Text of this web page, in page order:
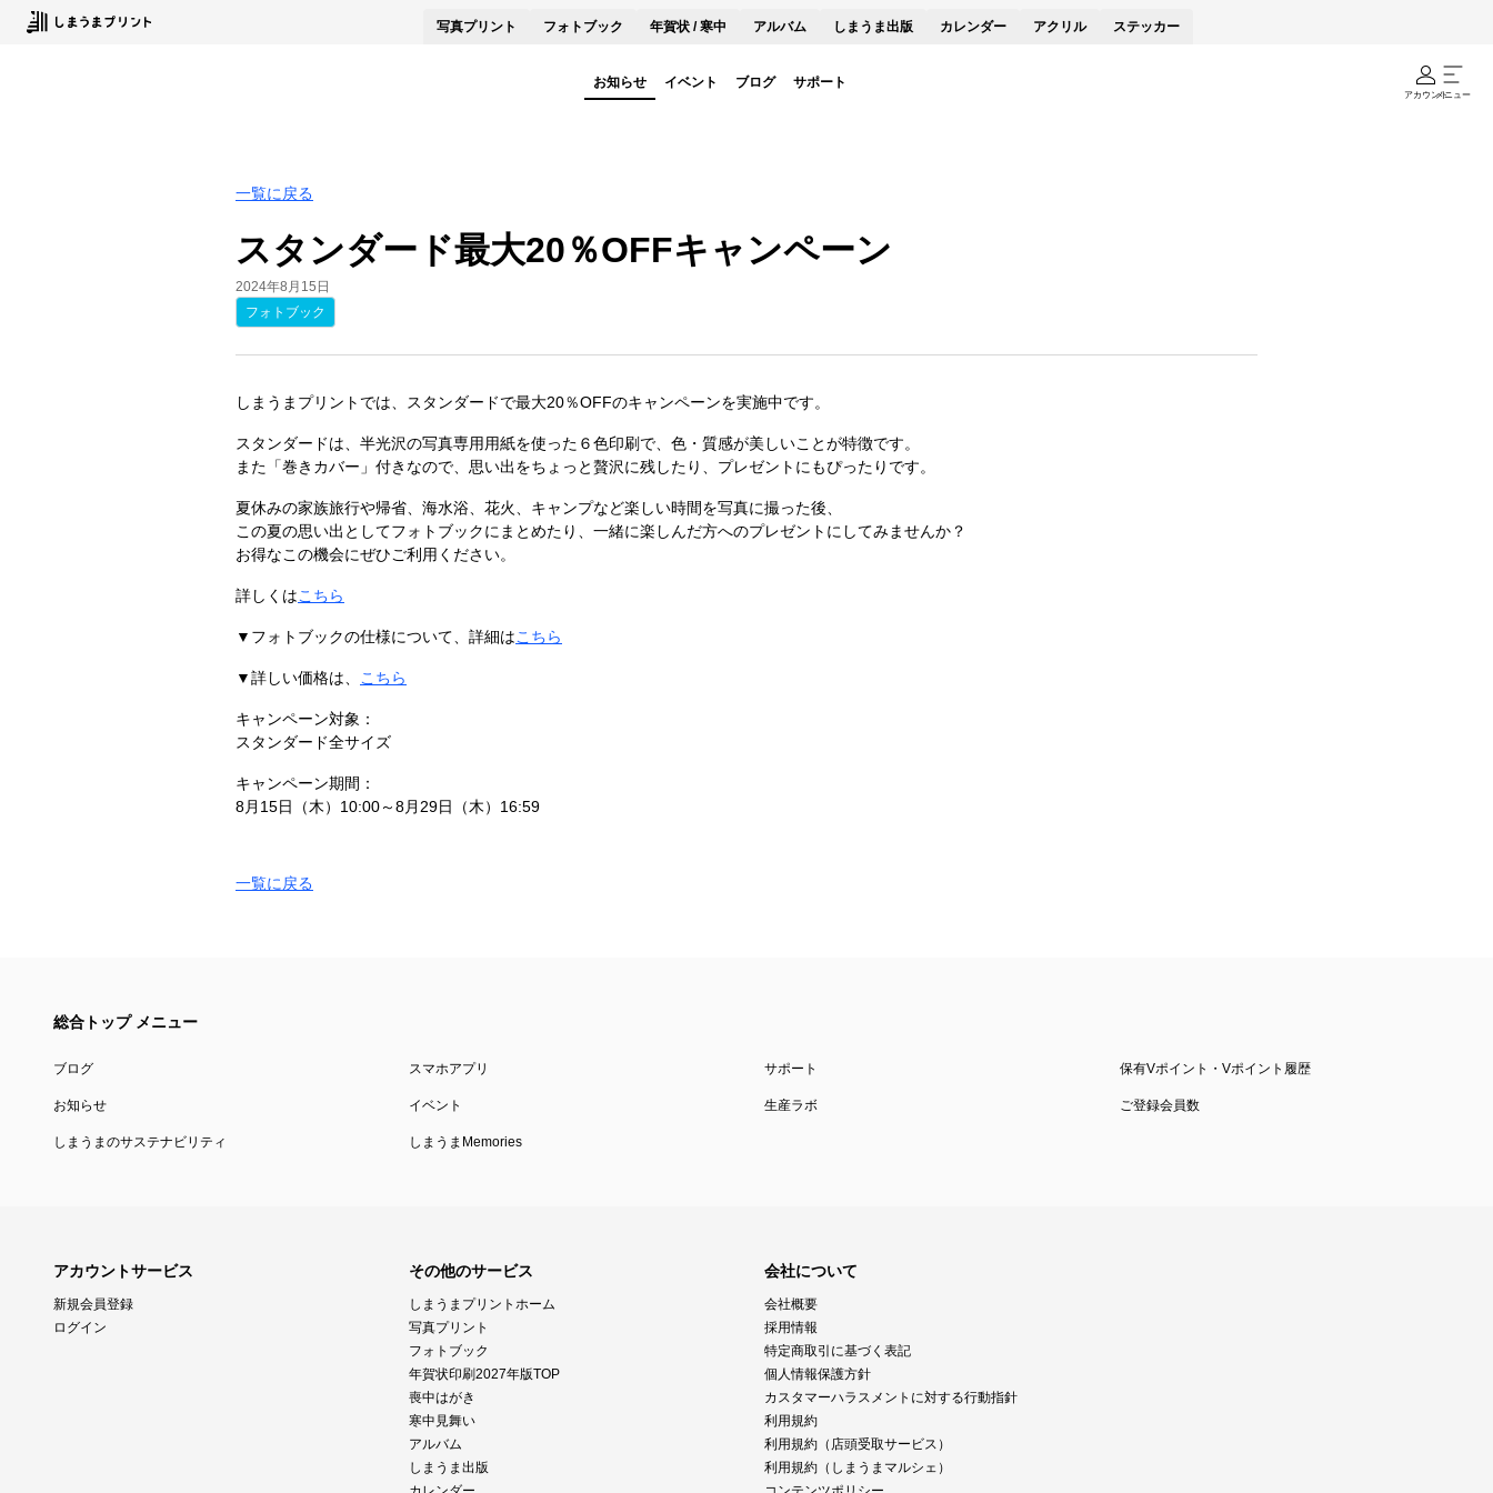
写真プリント フォトブック 年賀状 / 寒中 アルバム しまうま出版 カレンダー アクリル ステッカー
お知らせ イベント ブログ サポート
アカウントメニュー
一覧に戻る
スタンダード最大20％OFFキャンペーン
2024年8月15日
フォトブック
しまうまプリントでは、スタンダードで最大20％OFFのキャンペーンを実施中です。
スタンダードは、半光沢の写真専用用紙を使った６色印刷で、色・質感が美しいことが特徴です。
また「巻きカバー」付きなので、思い出をちょっと贅沢に残したり、プレゼントにもぴったりです。
夏休みの家族旅行や帰省、海水浴、花火、キャンプなど楽しい時間を写真に撮った後、
この夏の思い出としてフォトブックにまとめたり、一緒に楽しんだ方へのプレゼントにしてみませんか？
お得なこの機会にぜひご利用ください。
詳しくはこちら
▼フォトブックの仕様について、詳細はこちら
▼詳しい価格は、 こちら
キャンペーン対象：
スタンダード全サイズ
キャンペーン期間：
8月15日（木）10:00～8月29日（木）16:59
一覧に戻る
総合トップ メニュー
ブログ スマホアプリ サポート 保有Vポイント・Vポイント履歴
お知らせ イベント 生産ラボ ご登録会員数
しまうまのサステナビリティ しまうまMemories
アカウントサービス
新規会員登録
ログイン
その他のサービス
しまうまプリントホーム
写真プリント
フォトブック
年賀状印刷2027年版TOP
喪中はがき
寒中見舞い
アルバム
しまうま出版
会社について
会社概要
採用情報
特定商取引に基づく表記
個人情報保護方針
カスタマーハラスメントに対する行動指針
利用規約
利用規約（店頭受取サービス）
利用規約（しまうまマルシェ）